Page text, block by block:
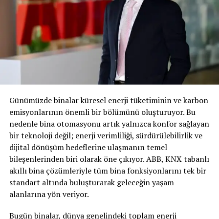
Yeni PEUGEOT 3008’in ülkemizde satışa
sunulmasıyla ilgili değerlendirmelerde bulunan
PEUGEOT Türkiye Genel Müdürü Gülin Reyhanoğlu,
“Yeni 3008 pek çok açıdan önemli bir ürün.
Stellantis’in yeni platform yatırımı olan STLA’nın
orta boyutlu yeni nesil platformu üzerinde yükselen
ilk model, yeni PEUGEOT 3008 oldu. Öyle ki yeni
nesil 3008, 2 ay gibi kısa bir sürede Avrupa
pazarlarında 50 bin adedin üstünde sipariş alabilme
başarısına ulaştı.Biz de Türkiye’de bu sene son 4
ayda toplam 6 bin adet yeni nesil PEUGEOT 3008
satışı hedefliyoruz. Bu seneki satışın yaklaşık %
20’sinin elektrikli versiyon olmasını bekliyoruz”
dedi.
Dünyanın önde gelen otomotiv üreticilerinden
PEUGEOT, kapsamlı ürün yelpazesini yeni nesil mobilite
PEUGEOT, 2023 yılında dünyada en çok PEUGEOT satışı
Günümüzde binalar küresel enerji tüketiminin ve karbon
emisyonlarının önemli bir bölümünü oluşturuyor. Bu
nedenle bina otomasyonu artık yalnızca konfor sağlayan
bir teknoloji değil; enerji verimliliği, sürdürülebilirlik ve
dijital dönüşüm hedeflerine ulaşmanın temel
bileşenlerinden biri olarak öne çıkıyor. ABB, KNX tabanlı
akıllı bina çözümleriyle tüm bina fonksiyonlarını tek bir
standart altında buluşturarak geleceğin yaşam
alanlarına yön veriyor.
Bugün binalar, dünya genelindeki toplam enerji